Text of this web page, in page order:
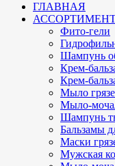
ГЛАВНАЯ
Фито-гели
Шампунь
Крем-
Крем-
Мыло
Мыло-
Шампунь
Бальзамы
Маски
Мужская